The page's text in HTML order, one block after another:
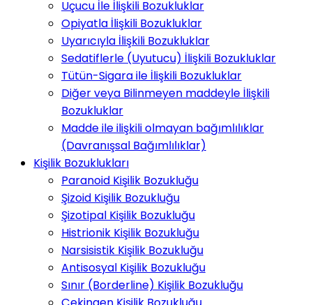
Uçucu İle İlişkili Bozukluklar
Opiyatla İlişkili Bozukluklar
Uyarıcıyla İlişkili Bozukluklar
Sedatiflerle (Uyutucu) İlişkili Bozukluklar
Tütün-Sigara ile İlişkili Bozukluklar
Diğer veya Bilinmeyen maddeyle İlişkili
Bozukluklar
Madde ile ilişkili olmayan bağımlılıklar
(Davranışsal Bağımlılıklar)
Kişilik Bozuklukları
Paranoid Kişilik Bozukluğu
Şizoid Kişilik Bozukluğu
Şizotipal Kişilik Bozukluğu
Histrionik Kişilik Bozukluğu
Narsisistik Kişilik Bozukluğu
Antisosyal Kişilik Bozukluğu
Sınır (Borderline) Kişilik Bozukluğu